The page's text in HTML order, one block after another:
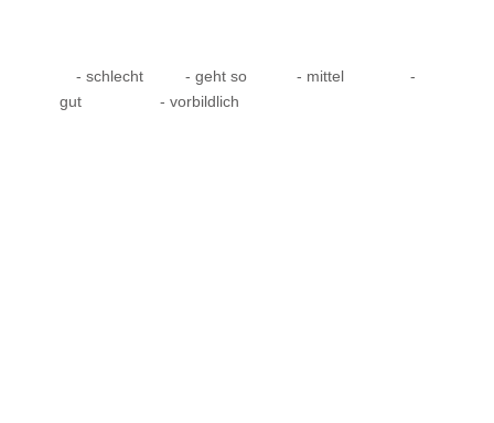
- schlecht - geht so - mittel
-
gut
- vorbildlich